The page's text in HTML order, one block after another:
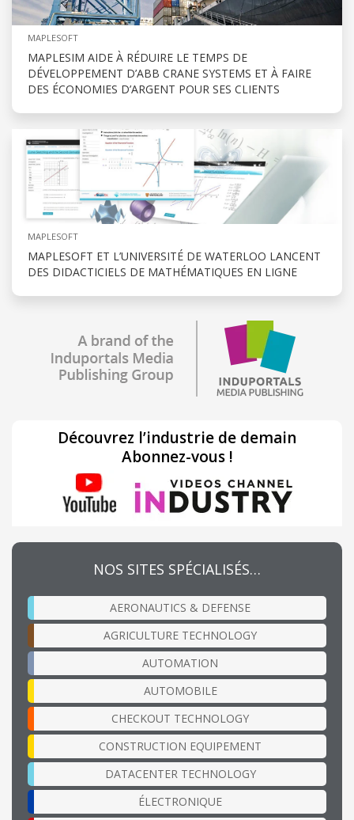
MAPLESOFT
MAPLESIM AIDE À RÉDUIRE LE TEMPS DE
DÉVELOPPEMENT D’ABB CRANE SYSTEMS ET À FAIRE
DES ÉCONOMIES D’ARGENT POUR SES CLIENTS
MAPLESOFT
MAPLESOFT ET L’UNIVERSITÉ DE WATERLOO LANCENT
DES DIDACTICIELS DE MATHÉMATIQUES EN LIGNE
Découvrez l’industrie de demain
Abonnez-vous !
NOS SITES SPÉCIALISÉS…
AERONAUTICS & DEFENSE
AGRICULTURE TECHNOLOGY
AUTOMATION
AUTOMOBILE
CHECKOUT TECHNOLOGY
CONSTRUCTION EQUIPEMENT
DATACENTER TECHNOLOGY
ÉLECTRONIQUE